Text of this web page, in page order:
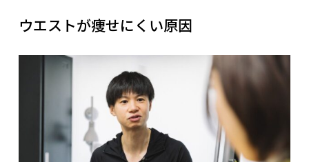
ウエストが痩せにくい原因